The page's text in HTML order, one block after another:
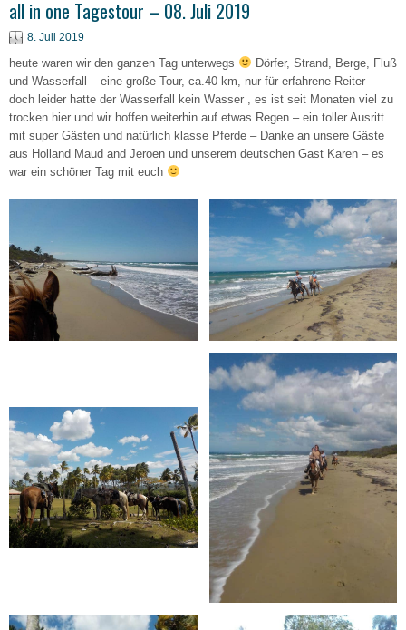
all in one Tagestour – 08. Juli 2019
8. Juli 2019
heute waren wir den ganzen Tag unterwegs
Dörfer, Strand, Berge, Fluß
und Wasserfall – eine große Tour, ca.40 km, nur für erfahrene Reiter –
doch leider hatte der Wasserfall kein Wasser , es ist seit Monaten viel zu
trocken hier und wir hoffen weiterhin auf etwas Regen – ein toller Ausritt
mit super Gästen und natürlich klasse Pferde – Danke an unsere Gäste
aus Holland Maud and Jeroen und unserem deutschen Gast Karen – es
war ein schöner Tag mit euch